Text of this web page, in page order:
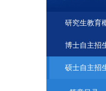
研究生教育
博士自主招
硕士自主招